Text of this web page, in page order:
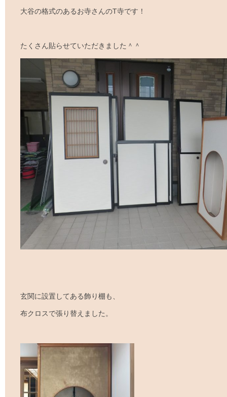
大谷の格式のあるお寺さんのT寺です！
たくさん貼らせていただきました＾＾
玄関に設置してある飾り棚も、
布クロスで張り替えました。